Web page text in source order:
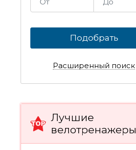
Подобрать
Расширенный поиск
Лучшие
велотренажеры